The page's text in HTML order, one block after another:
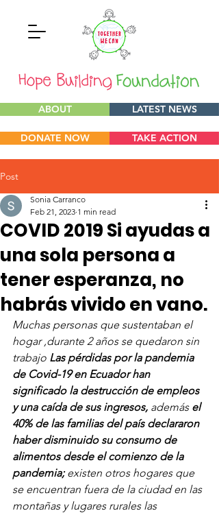
ABOUT LATEST NEWS
DONATE NOW TAKE ACTION
Post
COVID 2019 Si ayudas a
una sola persona a
tener esperanza, no
habrás vivido en vano.
Sonia Carranco
Feb 21, 2023 1 min read
Muchas personas que sustentaban el
hogar ,durante 2 años se quedaron sin
trabajo Las pérdidas por la pandemia
de Covid-19 en Ecuador han
significado la destrucción de empleos
y una caída de sus ingresos, además el
40% de las familias del país declararon
haber disminuido su consumo de
alimentos desde el comienzo de la
pandemia; existen otros hogares que
se encuentran fuera de la ciudad en las
montañas y lugares rurales las